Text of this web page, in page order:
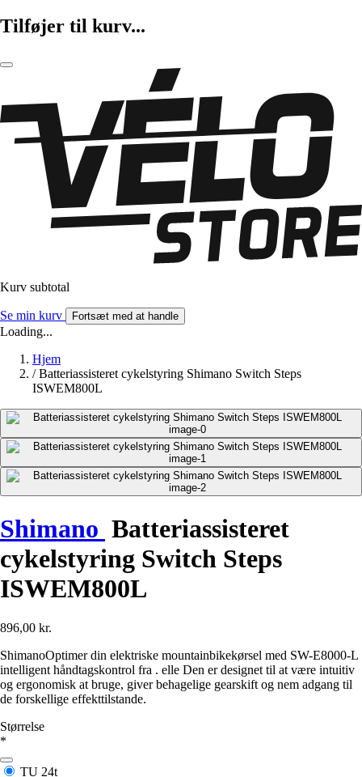
Tilføjer til kurv...
Kurv subtotal
Se min kurv Fortsæt med at handle
Loading...
Hjem
/ Batteriassisteret cykelstyring Shimano Switch Steps
ISWEM800L
Shimano Batteriassisteret
cykelstyring Switch Steps
ISWEM800L
896,00 kr.
ShimanoOptimer din elektriske mountainbikekørsel med SW-E8000-L
intelligent håndtagskontrol fra . elle Den er designet til at være intuitiv
og ergonomisk at bruge, giver behagelige gearskift og nem adgang til
de forskellige effekttilstande.
Størrelse
*
TU 24t